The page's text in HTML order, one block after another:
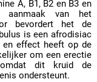
A, B1, B2 en B3 en
aanmaak van het
bevordert het de
is een afrodisiac
en effect heeft op de
om een erectie
dit kruid de
ondersteunt.